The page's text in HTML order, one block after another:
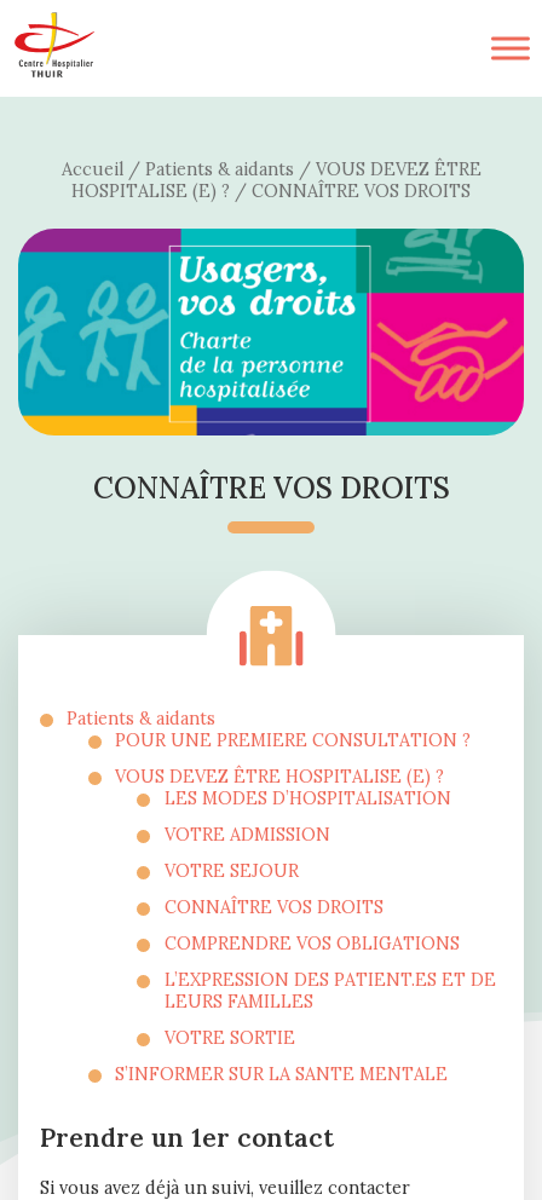
Accueil/ Patients & aidants / VOUS DEVEZ ÊTRE
HOSPITALISE (E) ? / CONNAÎTRE VOS DROITS
CONNAÎTRE VOS DROITS
Patients & aidants
POUR UNE PREMIERE CONSULTATION ?
VOUS DEVEZ ÊTRE HOSPITALISE (E) ?
LES MODES D’HOSPITALISATION
VOTRE ADMISSION
VOTRE SEJOUR
CONNAÎTRE VOS DROITS
COMPRENDRE VOS OBLIGATIONS
L’EXPRESSION DES PATIENT.ES ET DE
LEURS FAMILLES
VOTRE SORTIE
S’INFORMER SUR LA SANTE MENTALE
Prendre un 1er contact
Si vous avez déjà un suivi, veuillez contacter